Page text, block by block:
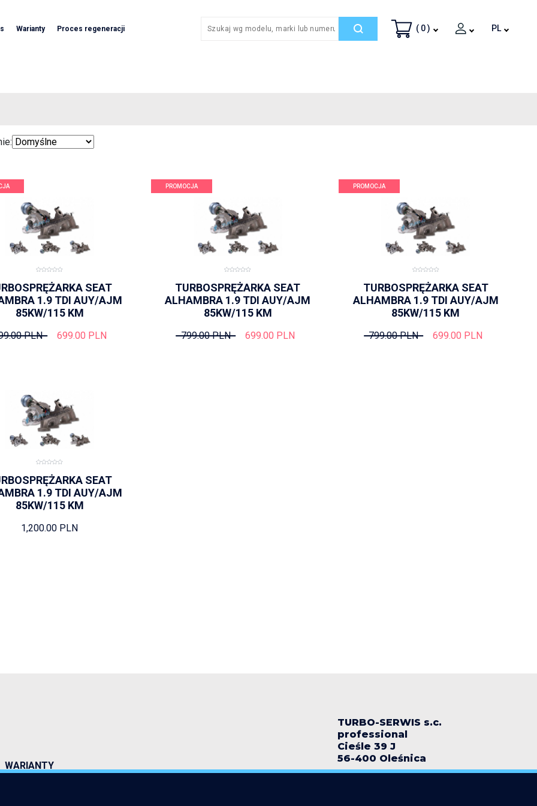
Warianty Proces regeneracji ( 0 ) PL
SEAT
1.9 TDI AUY/AJM
85KW/115 KM
PLN 699.00 PLN
PROMOCJA
TURBOSPRĘŻARKA SEAT
ALHAMBRA 1.9 TDI AUY/AJM
85KW/115 KM
799.00 PLN 699.00 PLN
PROMOCJA
TURBOSPRĘŻARKA SEAT
ALHAMBRA 1.9 TDI AUY/AJM
85KW/115 KM
799.00 PLN 699.00 PLN
SEAT
1.9 TDI AUY/AJM
85KW/115 KM
1,200.00 PLN
WARIANTY
TURBO-SERWIS s.c.
professional
Cieśle 39 J
56-400 Oleśnica